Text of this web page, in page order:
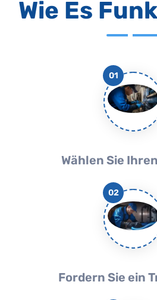
Wie Es
01
Wählen Sie
02
Fordern Sie ein